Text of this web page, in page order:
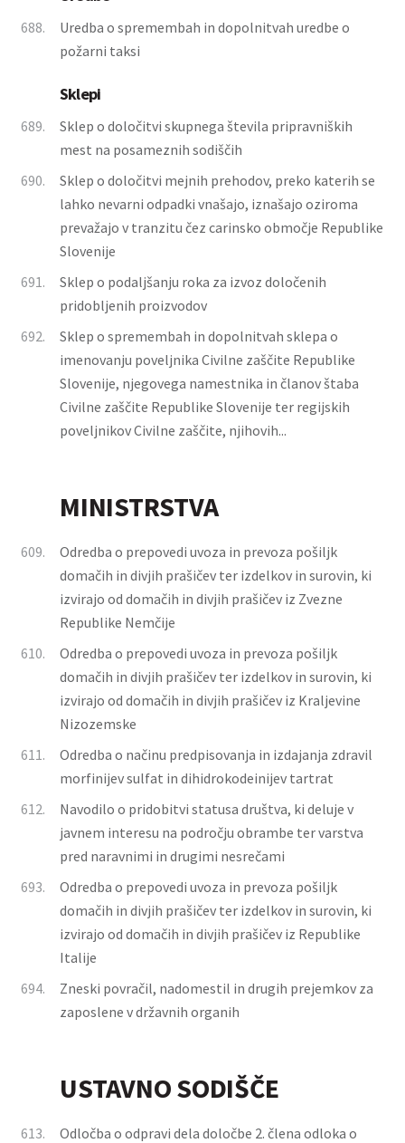
688.
Uredba o spremembah in dopolnitvah uredbe o
požarni taksi
Sklepi
689.
Sklep o določitvi skupnega števila pripravniških
mest na posameznih sodiščih
690.
Sklep o določitvi mejnih prehodov, preko katerih se
lahko nevarni odpadki vnašajo, iznašajo oziroma
prevažajo v tranzitu čez carinsko območje Republike
Slovenije
691.
Sklep o podaljšanju roka za izvoz določenih
pridobljenih proizvodov
692.
Sklep o spremembah in dopolnitvah sklepa o
imenovanju poveljnika Civilne zaščite Republike
Slovenije, njegovega namestnika in članov štaba
Civilne zaščite Republike Slovenije ter regijskih
poveljnikov Civilne zaščite, njihovih...
MINISTRSTVA
609.
Odredba o prepovedi uvoza in prevoza pošiljk
domačih in divjih prašičev ter izdelkov in surovin, ki
izvirajo od domačih in divjih prašičev iz Zvezne
Republike Nemčije
610.
Odredba o prepovedi uvoza in prevoza pošiljk
domačih in divjih prašičev ter izdelkov in surovin, ki
izvirajo od domačih in divjih prašičev iz Kraljevine
Nizozemske
611.
Odredba o načinu predpisovanja in izdajanja zdravil
morfinijev sulfat in dihidrokodeinijev tartrat
612.
Navodilo o pridobitvi statusa društva, ki deluje v
javnem interesu na področju obrambe ter varstva
pred naravnimi in drugimi nesrečami
693.
Odredba o prepovedi uvoza in prevoza pošiljk
domačih in divjih prašičev ter izdelkov in surovin, ki
izvirajo od domačih in divjih prašičev iz Republike
Italije
694.
Zneski povračil, nadomestil in drugih prejemkov za
zaposlene v državnih organih
USTAVNO SODIŠČE
613.
Odločba o odpravi dela določbe 2. člena odloka o